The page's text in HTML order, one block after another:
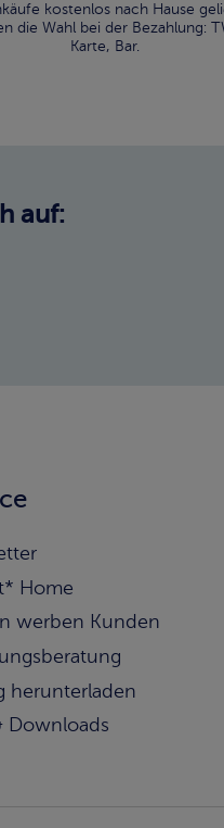
kostenlos nach Hause
die Wahl bei der Bezahlung:
Karte, Bar.
Home
werben Kunden
herunterladen
Downloads
auf: